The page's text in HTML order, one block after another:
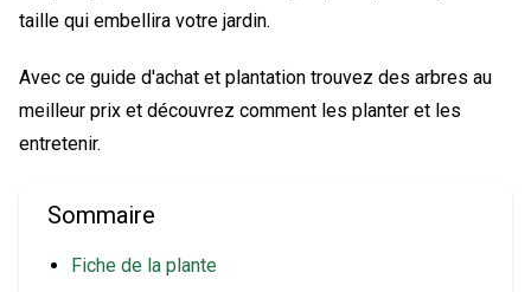
taille qui embellira votre jardin.
Avec ce guide d'achat et plantation trouvez des arbres au
meilleur prix et découvrez comment les planter et les
entretenir.
Sommaire
Fiche de la plante